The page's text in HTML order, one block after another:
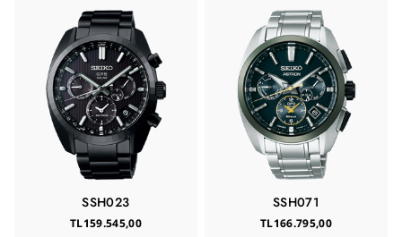
SSH023
TL159.545,00
SSH071
TL166.795,00